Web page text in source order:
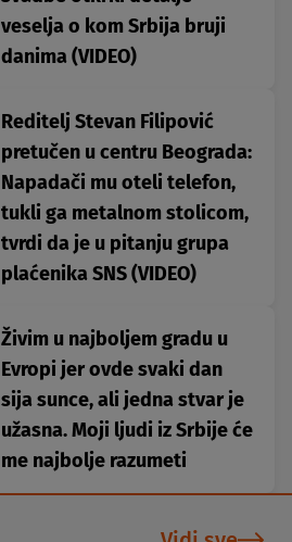
veselja o kom Srbija bruji
danima (VIDEO)
Reditelj Stevan Filipović
pretučen u centru Beograda:
Napadači mu oteli telefon,
tukli ga metalnom stolicom,
tvrdi da je u pitanju grupa
plaćenika SNS (VIDEO)
Živim u najboljem gradu u
Evropi jer ovde svaki dan
sija sunce, ali jedna stvar je
užasna. Moji ljudi iz Srbije će
me najbolje razumeti